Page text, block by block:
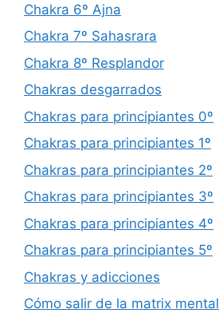
Chakra 6º Ajna
Chakra 7º Sahasrara
Chakra 8º Resplandor
Chakras desgarrados
Chakras para principiantes 0º
Chakras para principiantes 1º
Chakras para principiantes 2º
Chakras para principiantes 3º
Chakras para principiantes 4º
Chakras para principiantes 5º
Chakras y adicciones
Cómo salir de la matrix mental